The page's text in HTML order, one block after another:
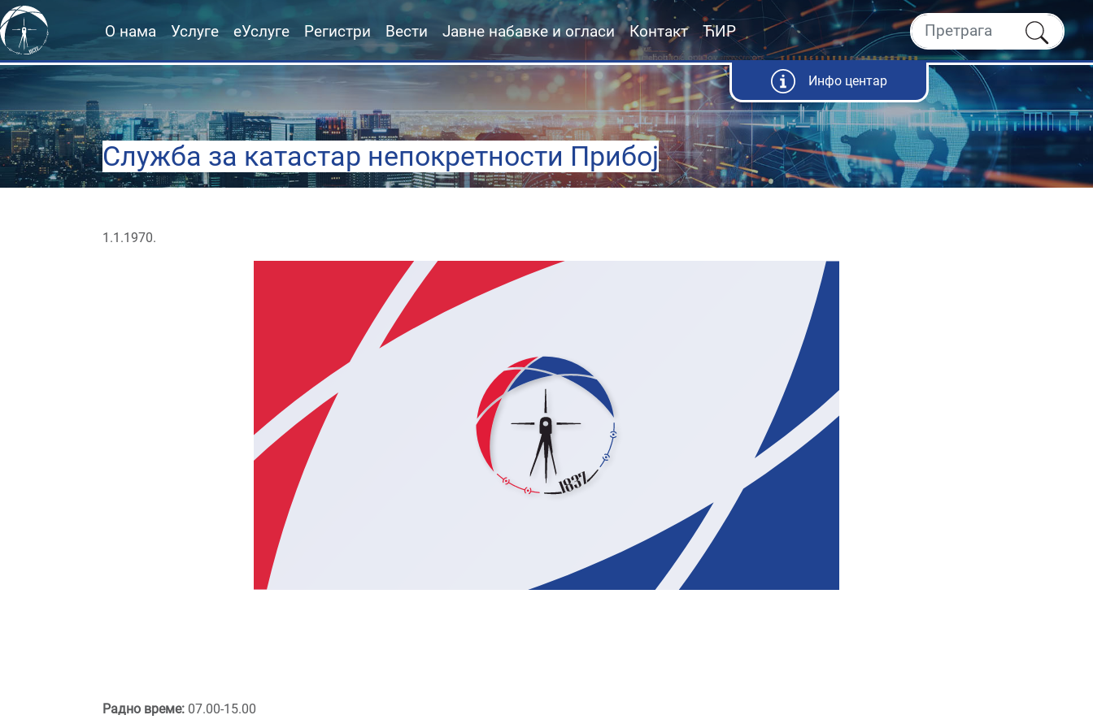
О нама Услуге еУслуге Регистри Вести Јавне набавке и огласи Контакт ЋИР
Инфо центар
Служба за катастар непокретности Прибој
1.1.1970.
Радно време: 07.00-15.00